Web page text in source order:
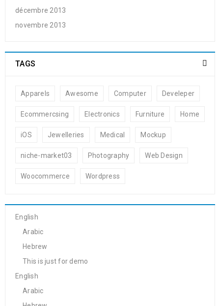
décembre 2013
novembre 2013
TAGS
Apparels Awesome Computer Develeper
Ecommercsing Electronics Furniture Home
iOS Jewelleries Medical Mockup
niche-market03 Photography Web Design
Woocommerce Wordpress
English
Arabic
Hebrew
This is just for demo
English
Arabic